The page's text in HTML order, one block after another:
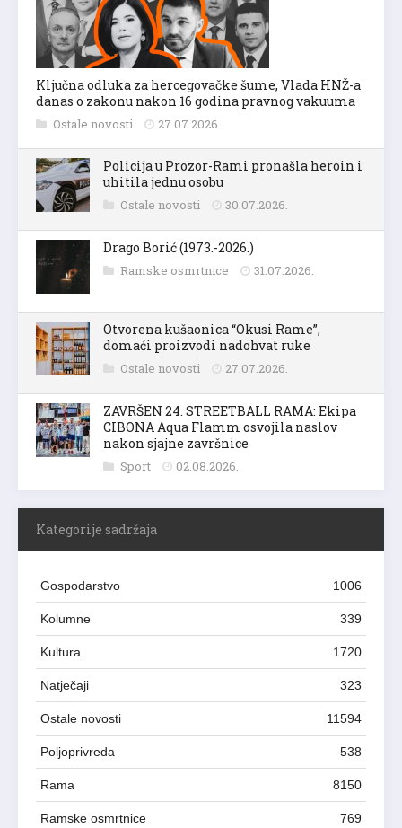
Ključna odluka za hercegovačke šume, Vlada HNŽ-a
danas o zakonu nakon 16 godina pravnog vakuuma
Ostale novosti 27.07.2026.
Policija u Prozor-Rami pronašla heroin i
uhitila jednu osobu
Ostale novosti 30.07.2026.
Drago Borić (1973.-2026.)
Ramske osmrtnice 31.07.2026.
Otvorena kušaonica “Okusi Rame”,
domaći proizvodi nadohvat ruke
Ostale novosti 27.07.2026.
ZAVRŠEN 24. STREETBALL RAMA: Ekipa
CIBONA Aqua Flamm osvojila naslov
nakon sjajne završnice
Sport 02.08.2026.
Kategorije sadržaja
Gospodarstvo 1006
Kolumne 339
Kultura 1720
Natječaji 323
Ostale novosti 11594
Poljoprivreda 538
Rama 8150
Ramske osmrtnice 769